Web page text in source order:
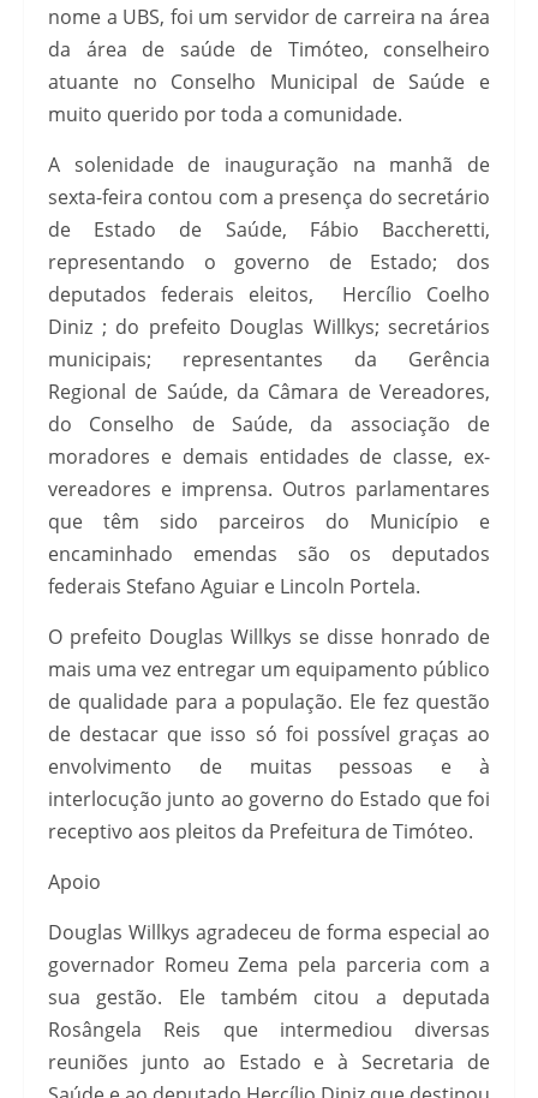
nome a UBS, foi um servidor de carreira na área
da área de saúde de Timóteo, conselheiro
atuante no Conselho Municipal de Saúde e
muito querido por toda a comunidade.
A solenidade de inauguração na manhã de
sexta-feira contou com a presença do secretário
de Estado de Saúde, Fábio Baccheretti,
representando o governo de Estado; dos
deputados federais eleitos, Hercílio Coelho
Diniz ; do prefeito Douglas Willkys; secretários
municipais; representantes da Gerência
Regional de Saúde, da Câmara de Vereadores,
do Conselho de Saúde, da associação de
moradores e demais entidades de classe, ex-
vereadores e imprensa. Outros parlamentares
que têm sido parceiros do Município e
encaminhado emendas são os deputados
federais Stefano Aguiar e Lincoln Portela.
O prefeito Douglas Willkys se disse honrado de
mais uma vez entregar um equipamento público
de qualidade para a população. Ele fez questão
de destacar que isso só foi possível graças ao
envolvimento de muitas pessoas e à
interlocução junto ao governo do Estado que foi
receptivo aos pleitos da Prefeitura de Timóteo.
Apoio
Douglas Willkys agradeceu de forma especial ao
governador Romeu Zema pela parceria com a
sua gestão. Ele também citou a deputada
Rosângela Reis que intermediou diversas
reuniões junto ao Estado e à Secretaria de